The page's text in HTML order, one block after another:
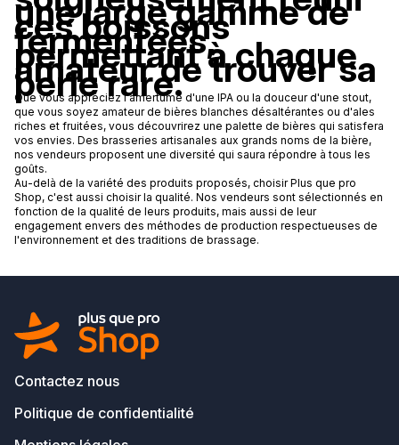
une large gamme de
ces boissons
fermentées,
permettant à chaque
amateur de trouver sa
perle rare.
Que vous appréciez l'amertume d'une IPA ou la douceur d'une stout,
que vous soyez amateur de bières blanches désaltérantes ou d'ales
riches et fruitées, vous découvrirez une palette de bières qui satisfera
vos envies. Des brasseries artisanales aux grands noms de la bière,
nos vendeurs proposent une diversité qui saura répondre à tous les
goûts.
Au-delà de la variété des produits proposés, choisir Plus que pro
Shop, c'est aussi choisir la qualité. Nos vendeurs sont sélectionnés en
fonction de la qualité de leurs produits, mais aussi de leur
engagement envers des méthodes de production respectueuses de
l'environnement et des traditions de brassage.
Contactez nous
Politique de confidentialité